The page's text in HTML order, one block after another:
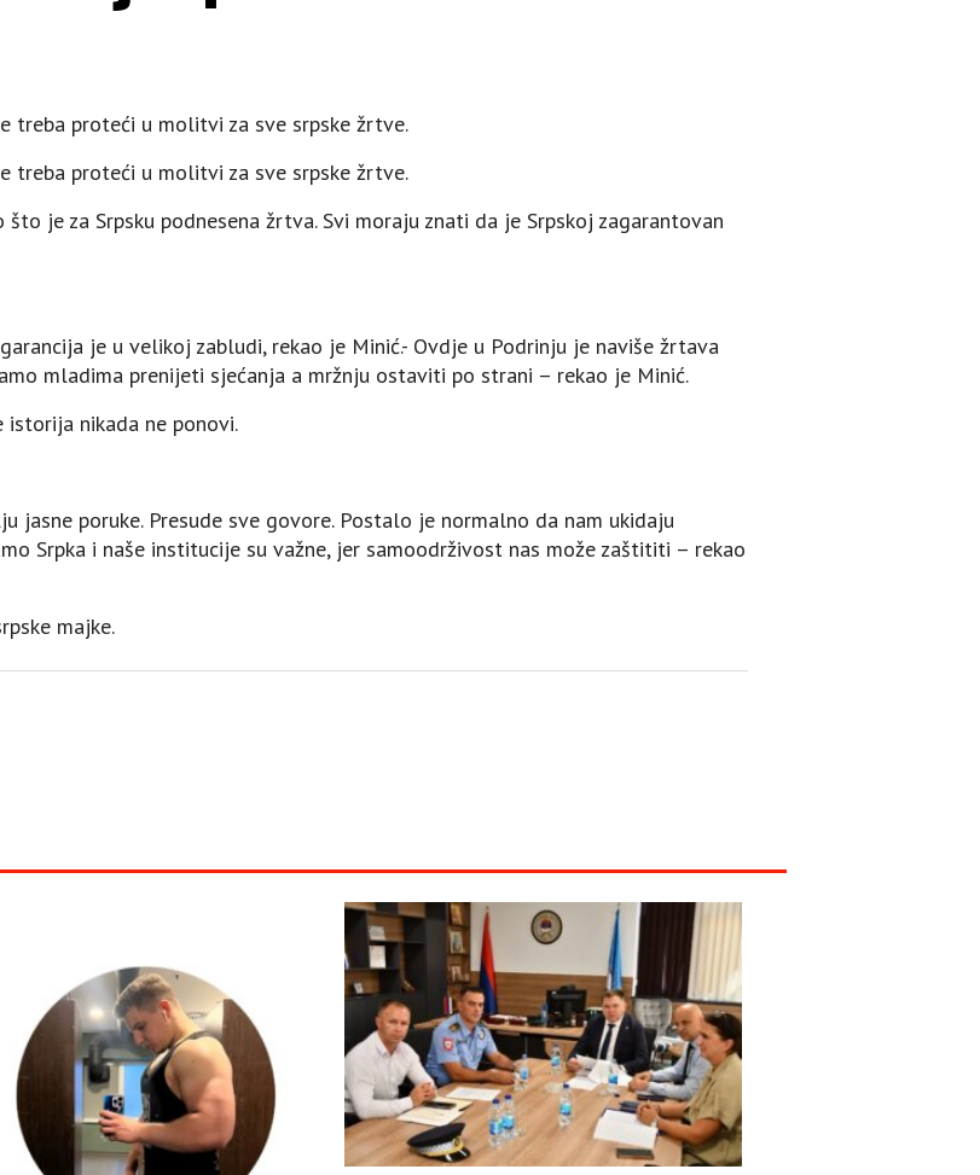
treba proteći u molitvi za sve srpske žrtve.
treba proteći u molitvi za sve srpske žrtve.
je za Srpsku podnesena žrtva. Svi moraju znati da je Srpskoj zagarantovan
je u velikoj zabludi, rekao je Minić.- Ovdje u Podrinju je naviše žrtava
mladima prenijeti sjećanja a mržnju ostaviti po strani – rekao je Minić.
istorija nikada ne ponovi.
jasne poruke. Presude sve govore. Postalo je normalno da nam ukidaju
Srpka i naše institucije su važne, jer samoodrživost nas može zaštititi – rekao
majke.